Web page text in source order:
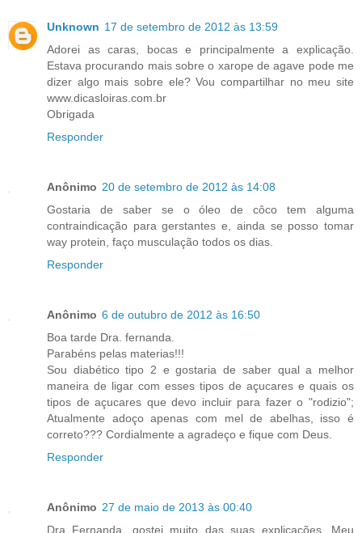
Unknown 17 de setembro de 2012 às 13:59
Adorei as caras, bocas e principalmente a explicação.
Estava procurando mais sobre o xarope de agave pode me
dizer algo mais sobre ele? Vou compartilhar no meu site
www.dicasloiras.com.br
Obrigada
Responder
Anônimo 20 de setembro de 2012 às 14:08
Gostaria de saber se o óleo de côco tem alguma
contraindicação para gerstantes e, ainda se posso tomar
way protein, faço musculação todos os dias.
Responder
Anônimo 6 de outubro de 2012 às 16:50
Boa tarde Dra. fernanda.
Parabéns pelas materias!!!
Sou diabético tipo 2 e gostaria de saber qual a melhor
maneira de ligar com esses tipos de açucares e quais os
tipos de açucares que devo incluir para fazer o "rodizio";
Atualmente adoço apenas com mel de abelhas, isso é
correto??? Cordialmente a agradeço e fique com Deus.
Responder
Anônimo 27 de maio de 2013 às 00:40
Dra Fernanda, gostei muito das suas explicações. Meu